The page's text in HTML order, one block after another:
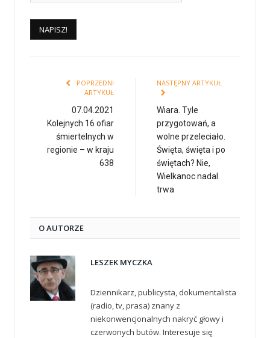
POPRZEDNI
ARTYKUŁ
07.04.2021
Kolejnych 16 ofiar
śmiertelnych w
regionie – w kraju
638
NASTĘPNY ARTYKUŁ
Wiara. Tyle
przygotowań, a
wolne przeleciało.
Święta, święta i po
świętach? Nie,
Wielkanoc nadal
trwa
O AUTORZE
LESZEK MYCZKA
Dziennikarz, publicysta, dokumentalista
(radio, tv, prasa) znany z
niekonwencjonalnych nakryć głowy i
czerwonych butów. Interesuje się